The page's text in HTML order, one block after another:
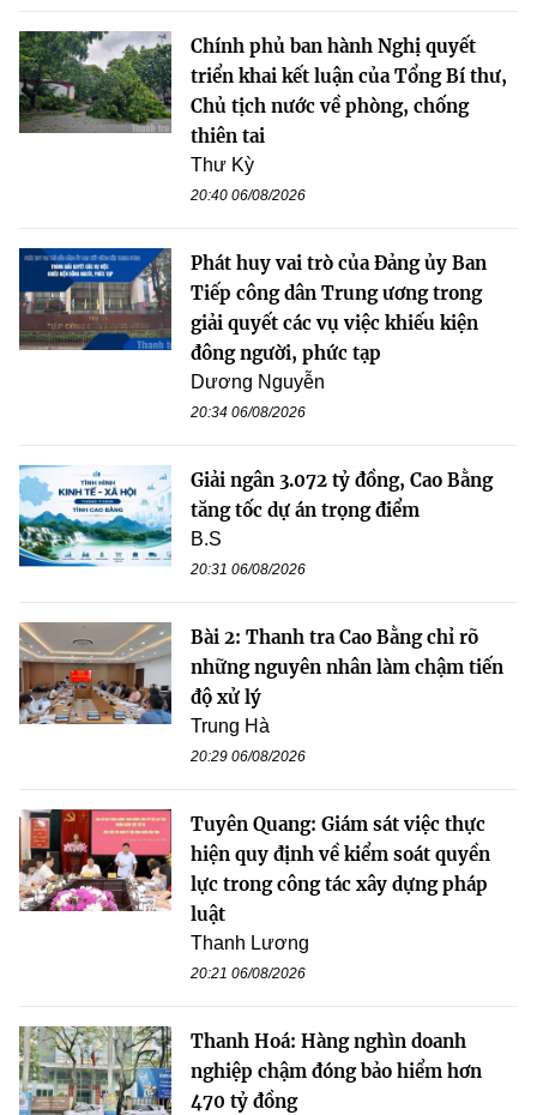
Chính phủ ban hành Nghị quyết
triển khai kết luận của Tổng Bí thư,
Chủ tịch nước về phòng, chống
thiên tai
Thư Kỳ
20:40 06/08/2026
Phát huy vai trò của Đảng ủy Ban
Tiếp công dân Trung ương trong
giải quyết các vụ việc khiếu kiện
đông người, phức tạp
Dương Nguyễn
20:34 06/08/2026
Giải ngân 3.072 tỷ đồng, Cao Bằng
tăng tốc dự án trọng điểm
B.S
20:31 06/08/2026
Bài 2: Thanh tra Cao Bằng chỉ rõ
những nguyên nhân làm chậm tiến
độ xử lý
Trung Hà
20:29 06/08/2026
Tuyên Quang: Giám sát việc thực
hiện quy định về kiểm soát quyền
lực trong công tác xây dựng pháp
luật
Thanh Lương
20:21 06/08/2026
Thanh Hoá: Hàng nghìn doanh
nghiệp chậm đóng bảo hiểm hơn
470 tỷ đồng